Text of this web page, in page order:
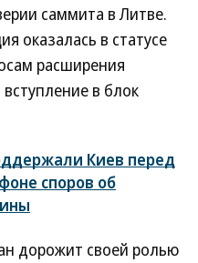
саммита в Литве.
оказалась в статусе
расширения
в блок
Киев перед
споров об
дорожит своей ролью